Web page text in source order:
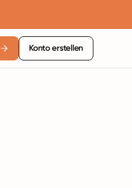
Konto erstellen